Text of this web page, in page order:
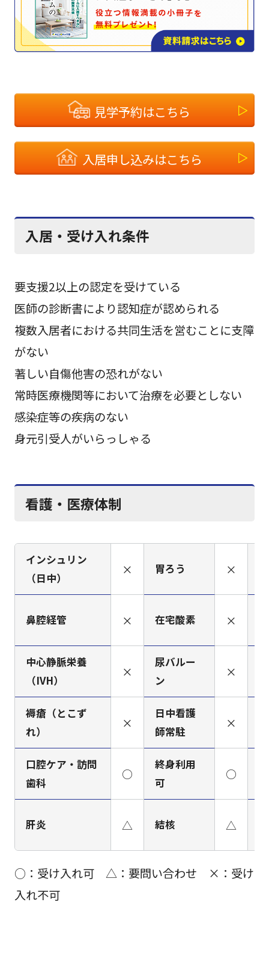
見学予約はこちら
入居申し込みはこちら
入居・受け入れ条件
要支援2以上の認定を受けている
医師の診断書により認知症が認められる
複数入居者における共同生活を営むことに支障
がない
著しい自傷他害の恐れがない
常時医療機関等において治療を必要としない
感染症等の疾病のない
身元引受人がいらっしゃる
看護・医療体制
インシュリン
（日中）
× 胃ろう ×
鼻腔経管 × 在宅酸素 ×
中心静脈栄養
（IVH）
×
尿バルー
ン
×
褥瘡（とこず
れ）
×
日中看護
師常駐
×
口腔ケア・訪問
歯科
○
終身利用
可
○
肝炎 △ 結核 △
○：受け入れ可 △：要問い合わせ ×：受け
入れ不可